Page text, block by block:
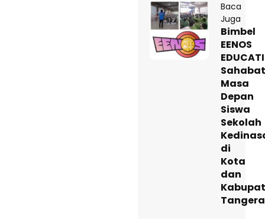
Baca
Juga
Bimbel
EENOS
Sahabat
Masa
Depan
Siswa
Sekolah
di
Kota
dan